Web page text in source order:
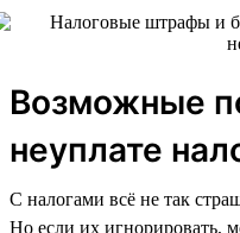
Возможные
неуплате
С налогами всё не так
Но если их игнорировать,